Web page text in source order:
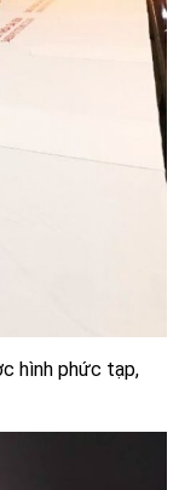
hình phức tạp,